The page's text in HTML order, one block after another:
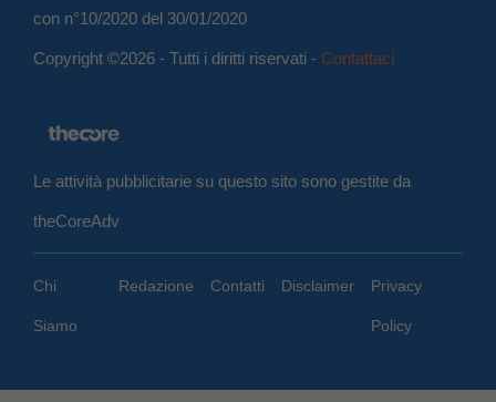
con n°10/2020 del 30/01/2020
Copyright ©2026 - Tutti i diritti riservati - Contattaci
Le attività pubblicitarie su questo sito sono gestite da
theCoreAdv
Chi
Siamo
Redazione Contatti Disclaimer Privacy
Policy